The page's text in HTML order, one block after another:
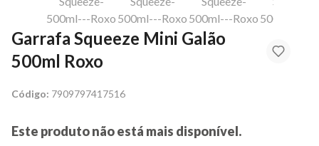
Garrafa Squeeze Mini Galão
500ml Roxo
Código: 7909797417516
Este produto não está mais disponível.